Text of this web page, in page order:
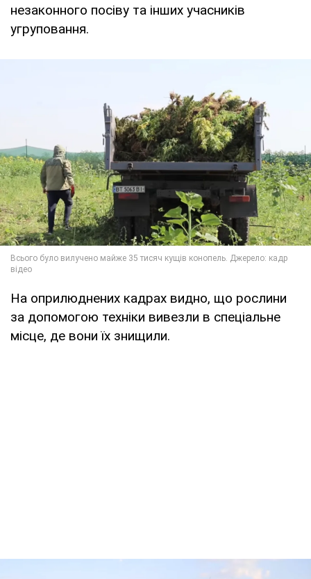
незаконного посіву та інших учасників
угруповання.
На оприлюднених кадрах видно, що рослини
за допомогою техніки вивезли в спеціальне
місце, де вони їх знищили.